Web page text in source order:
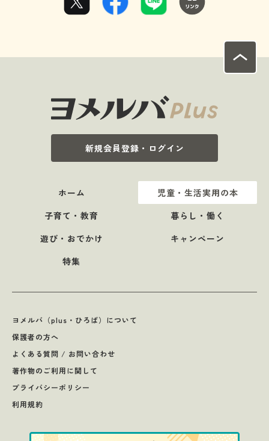
新規会員登録・ログイン
ホーム
児童・生活実用の本
子育て・教育
暮らし・働く
遊び・おでかけ
キャンペーン
特集
ヨメルバ（plus・ひろば）について
保護者の方へ
よくある質問 / お問い合わせ
著作物のご利用に関して
プライバシーポリシー
利用規約